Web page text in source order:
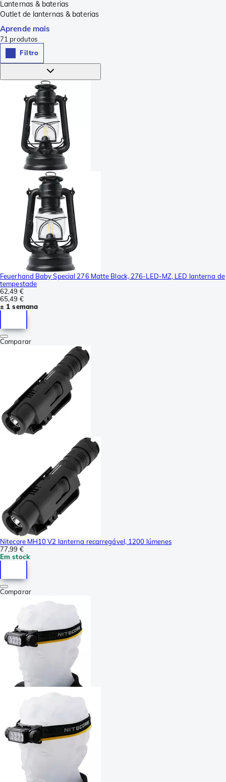
Lanternas & baterias
Outlet de lanternas & baterias
Aprende mais
71 produtos
Filtro
Feuerhand Baby Special 276 Matte Black, 276-LED-MZ, LED lanterna de
tempestade
62,49 €
65,49 €
± 1 semana
Comparar
Nitecore MH10 V2 lanterna recarregável, 1200 lúmenes
77,99 €
Em stock
Comparar